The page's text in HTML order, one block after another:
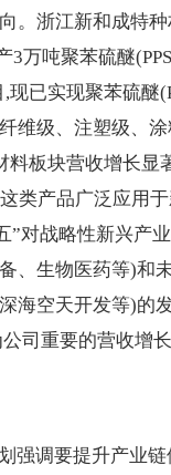
。浙江新和成特
3万吨聚苯硫醚
,现已实现聚苯硫醚
维级、注塑级、
料板块营收增长显
类产品广泛应用
”对战略性新兴产
、生物医药等)和
海空天开发等)的
司重要的营收增长
强调要提升产业